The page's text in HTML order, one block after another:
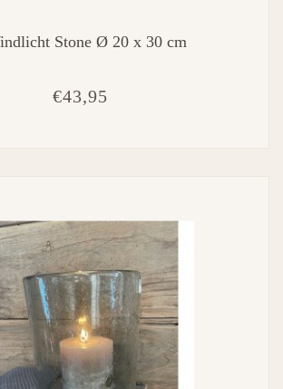
Stone Ø 20 x 30 cm
€43,95